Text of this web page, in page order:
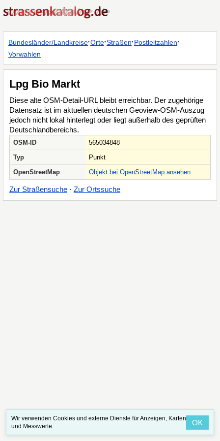
Bundesländer/Landkreise·Orte·Straßen·Postleitzahlen·
Vorwahlen
Lpg Bio Markt
Diese alte OSM-Detail-URL bleibt erreichbar. Der zugehörige
Datensatz ist im aktuellen deutschen Geoview-OSM-Auszug
jedoch nicht lokal hinterlegt oder liegt außerhalb des geprüften
Deutschlandbereichs.
OSM-ID
565034848
Typ
Punkt
OpenStreetMap
Objekt bei OpenStreetMap ansehen
Zur Straßensuche · Zur Ortssuche
Wir verwenden Cookies und externe Dienste für Anzeigen, Karten
und Messwerte.
OK